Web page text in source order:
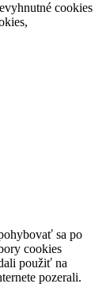
cookies
sa po
cookies
použiť na
pozerali.